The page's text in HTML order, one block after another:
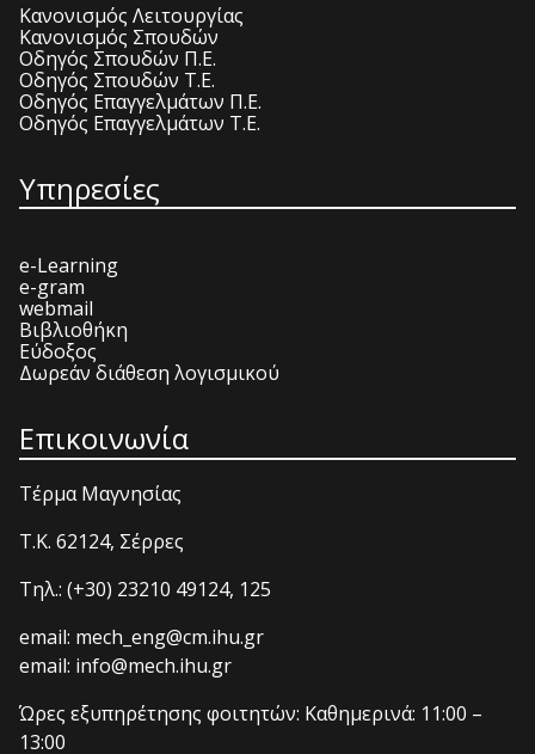
Κανονισμός Λειτουργίας
Κανονισμός Σπουδών
Οδηγός Σπουδών Π.Ε.
Οδηγός Σπουδών Τ.Ε.
Οδηγός Επαγγελμάτων Π.Ε.
Οδηγός Επαγγελμάτων Τ.Ε.
Υπηρεσίες
e-Learning
e-gram
webmail
Βιβλιοθήκη
Εύδοξος
Δωρεάν διάθεση λογισμικού
Επικοινωνία
Τέρμα Μαγνησίας
T.K. 62124, Σέρρες
Τηλ.: (+30) 23210 49124, 125
email: mech_eng@cm.ihu.gr
email: info@mech.ihu.gr
Ώρες εξυπηρέτησης φοιτητών: Καθημερινά: 11:00 –
13:00